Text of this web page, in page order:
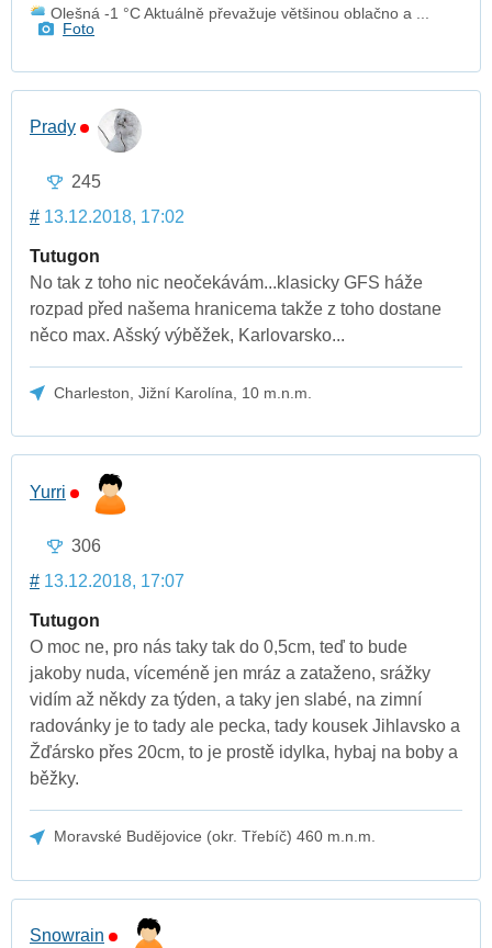
Olešná -1 °C Aktuálně převažuje většinou oblačno a ...
Foto
Prady
245
# 13.12.2018, 17:02
Tutugon
No tak z toho nic neočekávám...klasicky GFS háže
rozpad před našema hranicema takže z toho dostane
něco max. Ašský výběžek, Karlovarsko...
Charleston, Jižní Karolína, 10 m.n.m.
Yurri
306
# 13.12.2018, 17:07
Tutugon
O moc ne, pro nás taky tak do 0,5cm, teď to bude
jakoby nuda, víceméně jen mráz a zataženo, srážky
vidím až někdy za týden, a taky jen slabé, na zimní
radovánky je to tady ale pecka, tady kousek Jihlavsko a
Žďársko přes 20cm, to je prostě idylka, hybaj na boby a
běžky.
Moravské Budějovice (okr. Třebíč) 460 m.n.m.
Snowrain